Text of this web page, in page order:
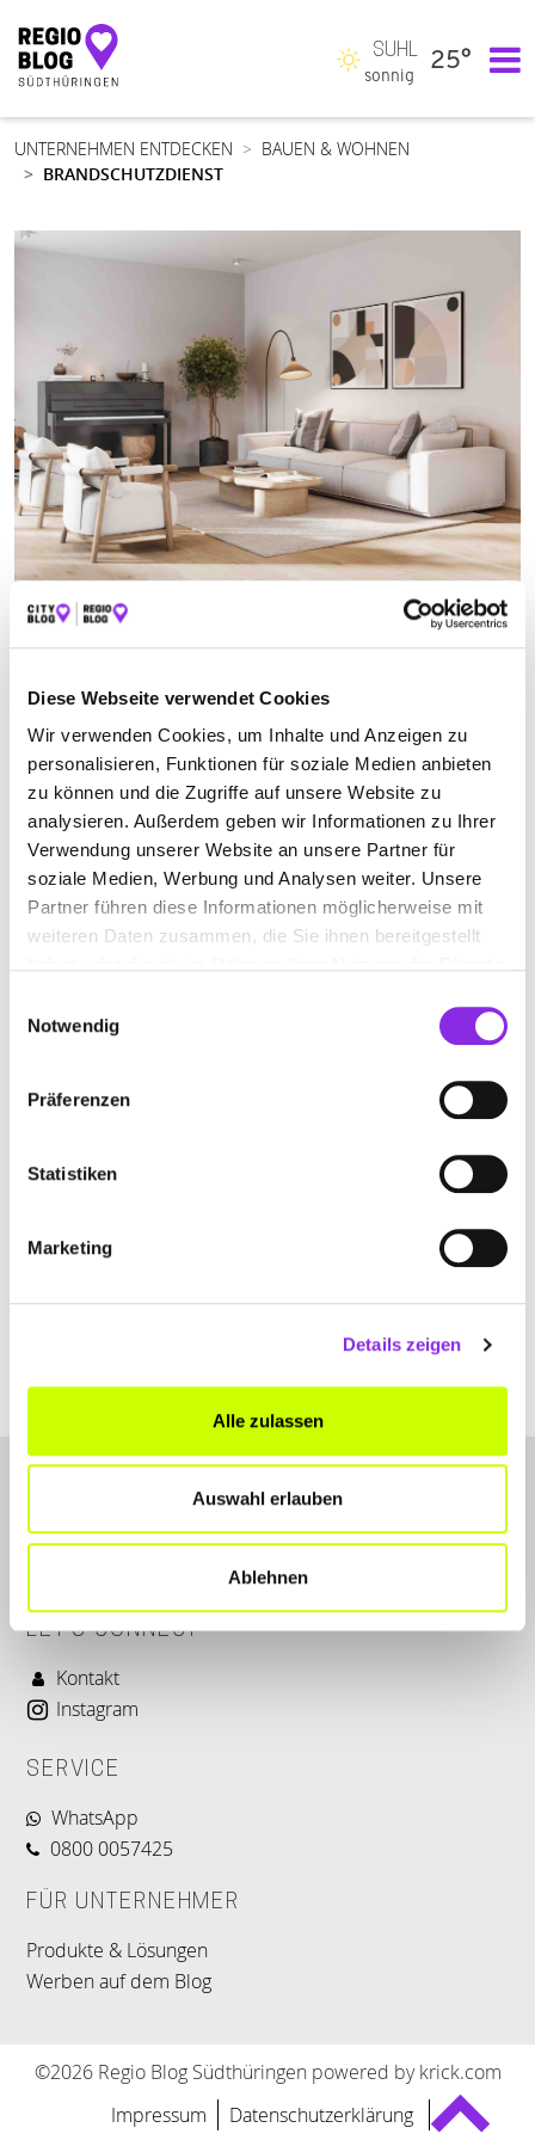
Diese Webseite verwendet Cookies
Wir verwenden Cookies, um Inhalte und Anzeigen zu
personalisieren, Funktionen für soziale Medien anbieten
zu können und die Zugriffe auf unsere Website zu
analysieren. Außerdem geben wir Informationen zu Ihrer
Verwendung unserer Website an unsere Partner für
soziale Medien, Werbung und Analysen weiter. Unsere
Partner führen diese Informationen möglicherweise mit
weiteren Daten zusammen, die Sie ihnen bereitgestellt
Notwendig
Präferenzen
Statistiken
Marketing
Details zeigen
Alle zulassen
Auswahl erlauben
Ablehnen
Hauptnavigation
SUHL
sonnig
25°
UNTERNEHMEN ENTDECKEN
BAUEN & WOHNEN
BRANDSCHUTZDIENST
BRANDSCHUTZDIENST
Suchen nach
Finden
SAALFELD
+49367155060
www.saale-feuerschutz.de
LET'S CONNECT
Kontakt
Instagram
SERVICE
WhatsApp
0800 0057425
FÜR UNTERNEHMER
Produkte & Lösungen
Werben auf dem Blog
©2026 Regio Blog Südthüringen powered by krick.com
Impressum
Datenschutzerklärung